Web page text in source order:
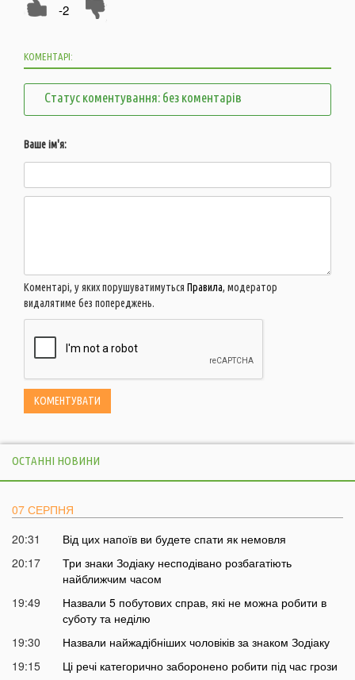
-2
КОМЕНТАРІ:
Статус коментування: без коментарів
Ваше ім'я:
Коментарі, у яких порушуватимуться Правила, модератор
видалятиме без попереджень.
ОСТАННІ НОВИНИ
07 СЕРПНЯ
20:31
Від цих напоїв ви будете спати як немовля
20:17
Три знаки Зодіаку несподівано розбагатіють
найближчим часом
19:49
Назвали 5 побутових справ, які не можна робити в
суботу та неділю
19:30
Назвали найжадібніших чоловіків за знаком Зодіаку
19:15
Ці речі категорично заборонено робити під час грози